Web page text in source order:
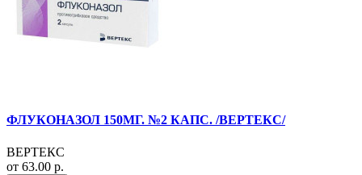
ФЛУКОНАЗОЛ 150МГ. №2 КАПС. /ВЕРТЕКС/
ВЕРТЕКС
от 63.00 р.